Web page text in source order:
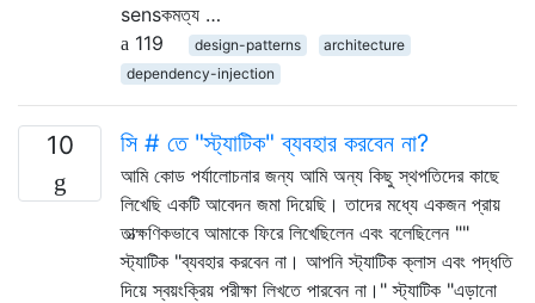
sensকমত্য …
119
design-patterns
architecture
dependency-injection
10 সি # তে "স্ট্যাটিক" ব্যবহার করবেন না?
আমি কোড পর্যালোচনার জন্য আমি অন্য কিছু স্থপতিদের কাছে
লিখেছি একটি আবেদন জমা দিয়েছি। তাদের মধ্যে একজন প্রায়
তাত্ক্ষণিকভাবে আমাকে ফিরে লিখেছিলেন এবং বলেছিলেন ""
স্ট্যাটিক "ব্যবহার করবেন না। আপনি স্ট্যাটিক ক্লাস এবং পদ্ধতি
দিয়ে স্বয়ংক্রিয় পরীক্ষা লিখতে পারবেন না।" স্ট্যাটিক "এড়ানো